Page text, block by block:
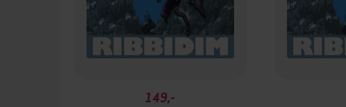
149,-